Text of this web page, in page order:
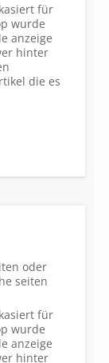
für
wurde
anzeige
hinter
die es
oder
seiten
für
wurde
anzeige
hinter